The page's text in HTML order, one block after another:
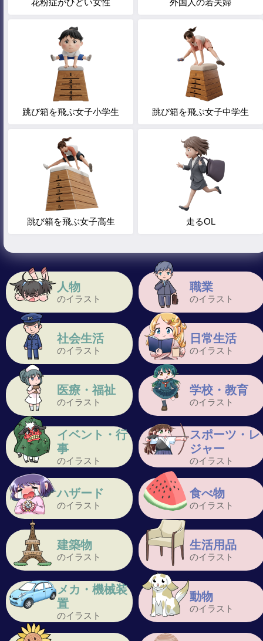
人物
のイラスト
職業
のイラスト
社会生活
のイラスト
日常生活
のイラスト
医療・福祉
のイラスト
学校・教育
のイラスト
イベント・行
事
のイラスト
スポーツ・レ
ジャー
のイラスト
ハザード
のイラスト
食べ物
のイラスト
建築物
のイラスト
生活用品
のイラスト
メカ・機械装
置
のイラスト
動物
のイラスト
花粉症がひどい女性 外国人の若夫婦
跳び箱を飛ぶ女子小学生 跳び箱を飛ぶ女子中学生
跳び箱を飛ぶ女子高生 走るOL